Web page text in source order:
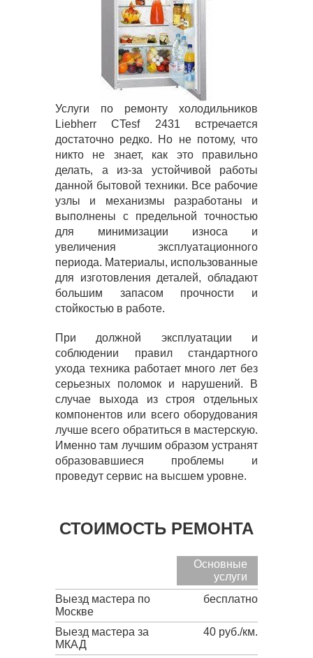
Услуги по ремонту холодильников
Liebherr CTesf 2431 встречается
достаточно редко. Но не потому, что
никто не знает, как это правильно
делать, а из-за устойчивой работы
данной бытовой техники. Все рабочие
узлы и механизмы разработаны и
выполнены с предельной точностью
для минимизации износа и
увеличения эксплуатационного
периода. Материалы, использованные
для изготовления деталей, обладают
большим запасом прочности и
стойкостью в работе.
При должной эксплуатации и
соблюдении правил стандартного
ухода техника работает много лет без
серьезных поломок и нарушений. В
случае выхода из строя отдельных
компонентов или всего оборудования
лучше всего обратиться в мастерскую.
Именно там лучшим образом устранят
образовавшиеся проблемы и
проведут сервис на высшем уровне.
СТОИМОСТЬ РЕМОНТА
Основные
услуги
Выезд мастера по
Москве
бесплатно
Выезд мастера за
МКАД
40 руб./км.